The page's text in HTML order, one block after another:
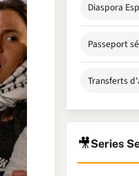
Diaspora
Passeport
Transferts
🎥Series